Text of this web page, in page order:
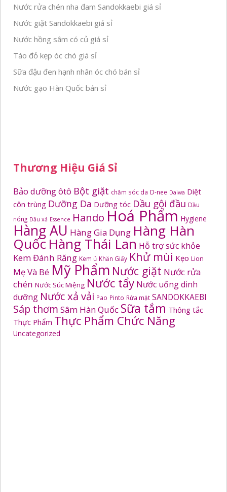
Nước rửa chén nha đam Sandokkaebi giá sỉ
Nước giặt Sandokkaebi giá sỉ
Nước hồng sâm có củ giá sỉ
Táo đỏ kẹp óc chó giá sỉ
Sữa đậu đen hạnh nhân óc chó bán sỉ
Nước gạo Hàn Quốc bán sỉ
Thương Hiệu Giá Sỉ
Bảo dưỡng ôtô Bột giặt chăm sóc da D-nee Daiwa Diệt
côn trùng Dưỡng Da Dưỡng tóc Dầu gội đầu Dầu
nóng Dầu xả Essence Hando Hoá Phẩm Hygiene
Hàng AU Hàng Gia Dụng Hàng Hàn
Quốc Hàng Thái Lan Hỗ trợ sức khỏe
Kem Đánh Răng Kem ủ Khăn Giấy Khử mùi Kẹo Lion
Mẹ Và Bé Mỹ Phẩm Nước giặt Nước rửa
chén Nước Súc Miệng Nước tẩy Nước uống dinh
dưỡng Nước xả vải Pao Pinto Rửa mặt SANDOKKAEBI
Sáp thơm Sâm Hàn Quốc Sữa tắm Thông tắc
Thực Phẩm Thực Phẩm Chức Năng
Uncategorized